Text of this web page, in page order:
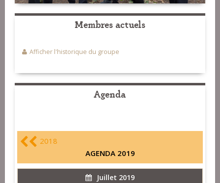
Membres actuels
Afficher l'historique du groupe
Agenda
2018
AGENDA 2019
Juillet 2019